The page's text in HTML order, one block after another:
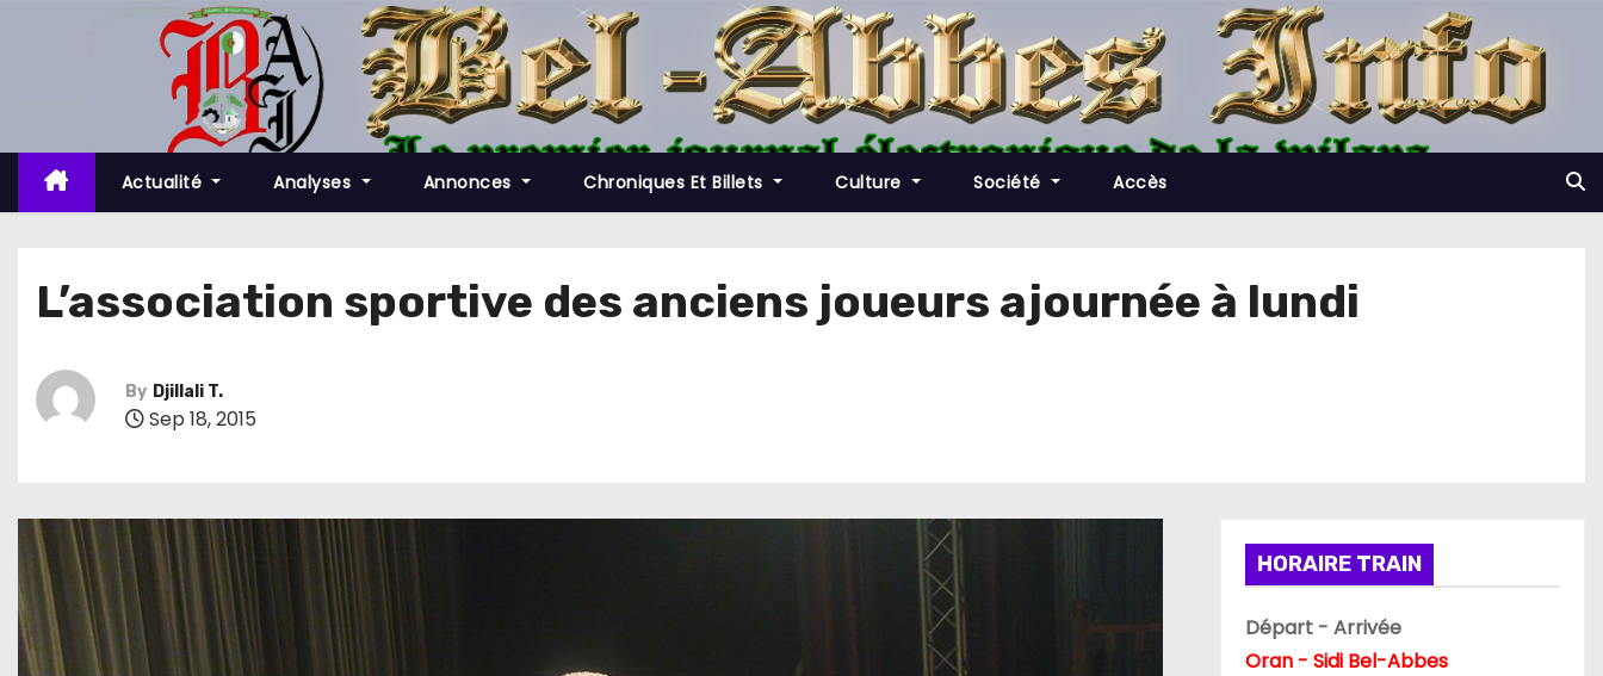
t
c
Actualité Analyses Annonces Chroniques Et Billets Culture Société Accès
L’association sportive des anciens joueurs ajournée à lundi
By Djillali T.
Sep 18, 2015
HORAIRE TRAIN
Départ - Arrivée
Oran - Sidi Bel-Abbes